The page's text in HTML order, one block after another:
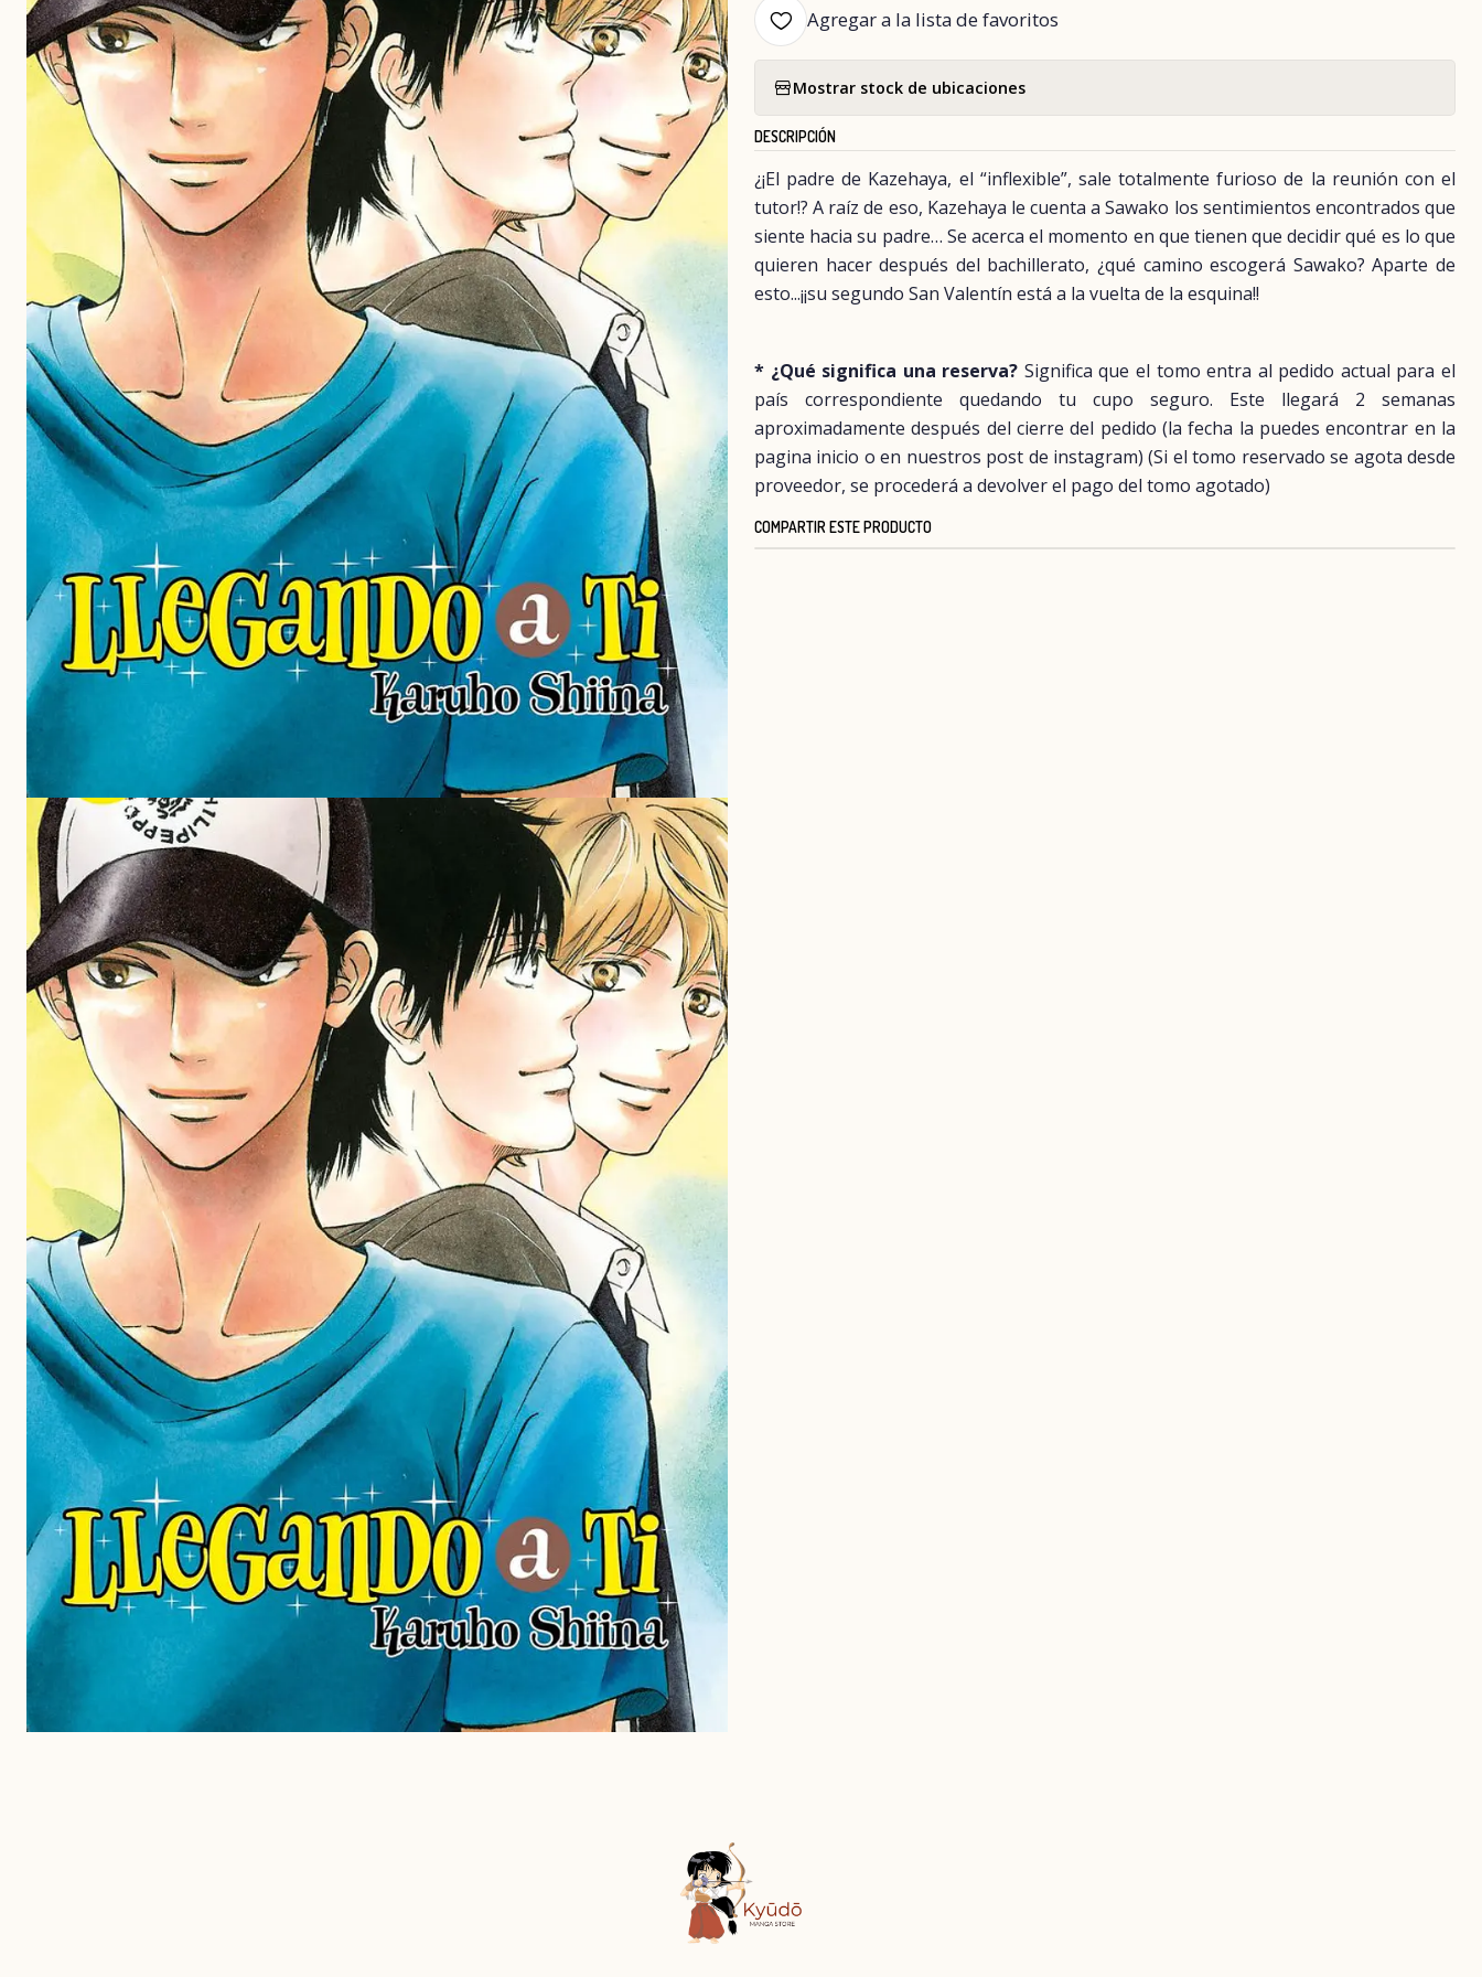
Agregar a la lista de favoritos
Mostrar stock de ubicaciones
DESCRIPCIÓN
¿¡El padre de Kazehaya, el “inflexible”, sale totalmente furioso de la reunión con el
tutor!? A raíz de eso, Kazehaya le cuenta a Sawako los sentimientos encontrados que
siente hacia su padre… Se acerca el momento en que tienen que decidir qué es lo que
quieren hacer después del bachillerato, ¿qué camino escogerá Sawako? Aparte de
esto...¡¡su segundo San Valentín está a la vuelta de la esquina!!
* ¿Qué significa una reserva? Significa que el tomo entra al pedido actual para el
país correspondiente quedando tu cupo seguro. Este llegará 2 semanas
aproximadamente después del cierre del pedido (la fecha la puedes encontrar en la
pagina inicio o en nuestros post de instagram) (Si el tomo reservado se agota desde
proveedor, se procederá a devolver el pago del tomo agotado)
COMPARTIR ESTE PRODUCTO